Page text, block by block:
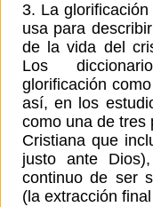
3. La
usa para
de la vida del
Los
glorificación
así, en los
como una de tres
Cristiana que
justo ante
continuo de ser
(la extracción